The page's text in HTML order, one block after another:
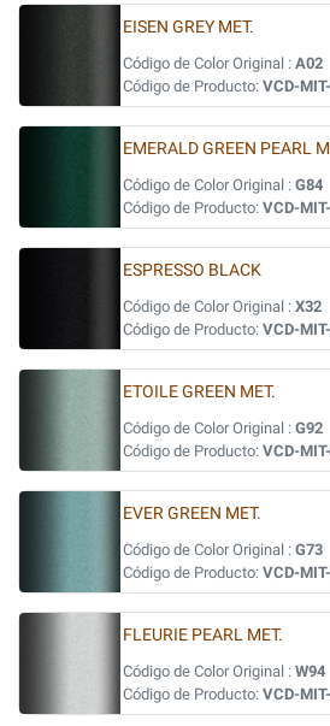
EISEN GREY MET.
Código de Color Original : A02
Código de Producto: VCD-
EMERALD GREEN PEARL
Código de Color Original : G84
Código de Producto: VCD-
ESPRESSO BLACK
Código de Color Original : X32
Código de Producto: VCD-
ETOILE GREEN MET.
Código de Color Original : G92
Código de Producto: VCD-
EVER GREEN MET.
Código de Color Original : G73
Código de Producto: VCD-
FLEURIE PEARL MET.
Código de Color Original : W94
Código de Producto: VCD-